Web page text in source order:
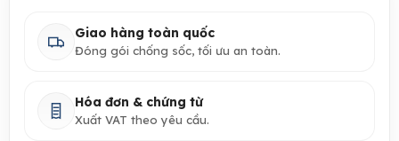
Giao hàng toàn quốc
Đóng gói chống sốc, tối ưu an toàn.
Hóa đơn & chứng từ
Xuất VAT theo yêu cầu.